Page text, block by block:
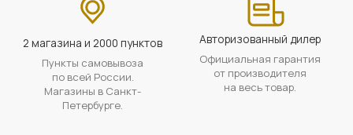
2 магазина и 2000 пунктов
Пункты самовывоза
по всей России.
Магазины в Санкт-
Петербурге.
Авторизованный дилер
Официальная гарантия
от производителя
на весь товар.